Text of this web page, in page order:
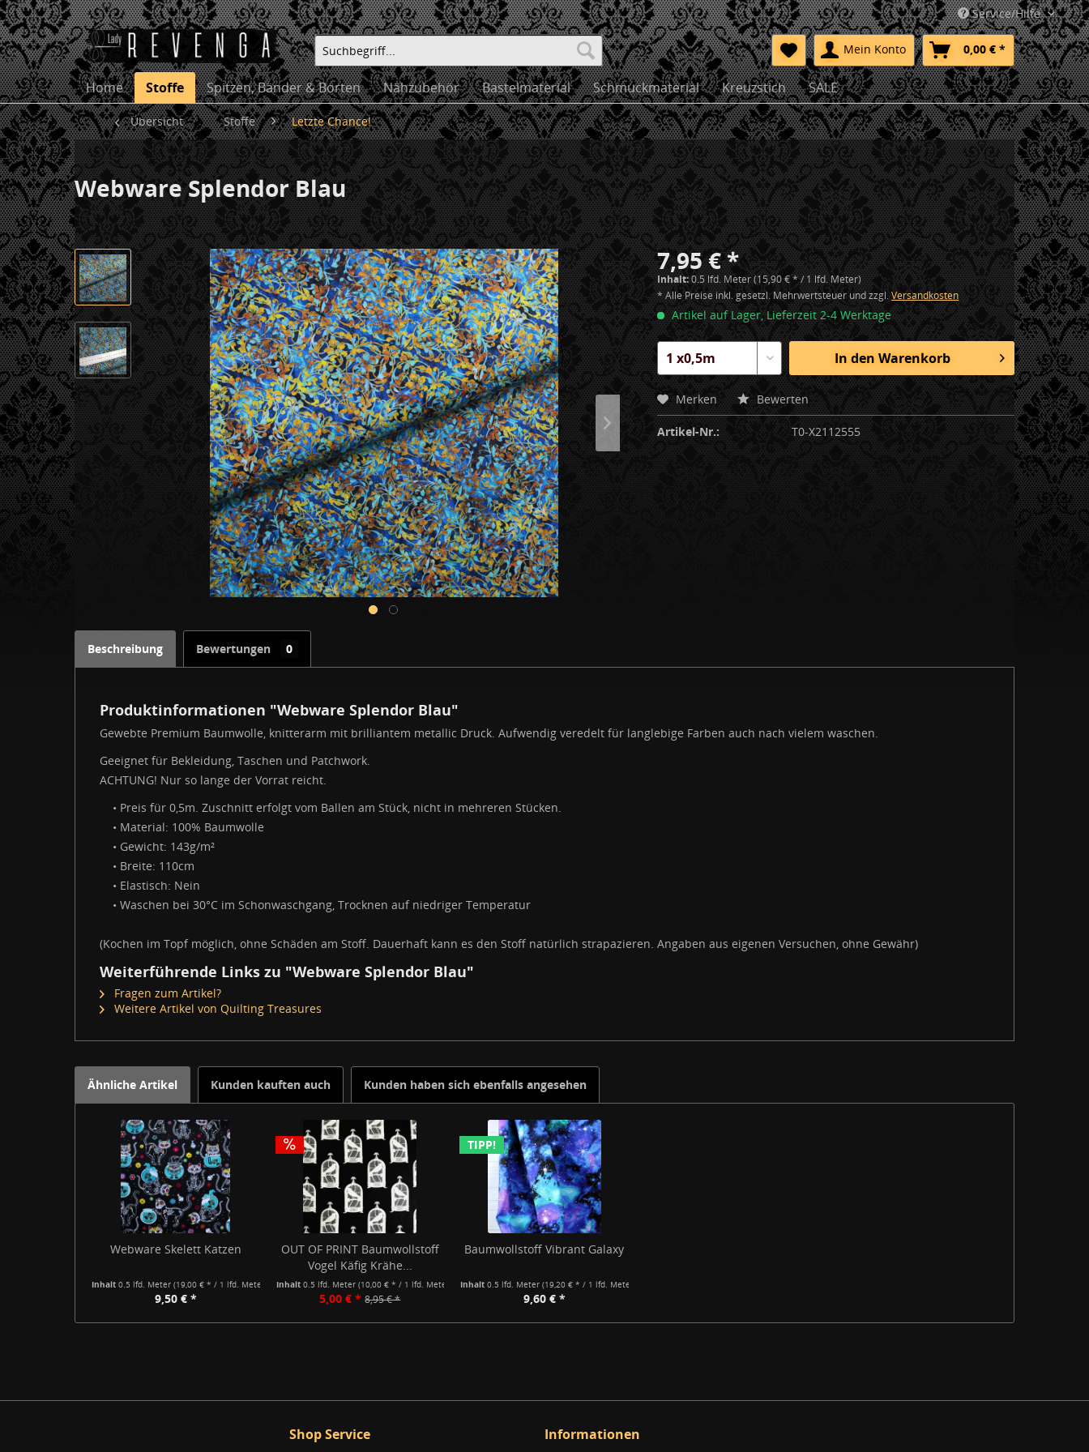
Service/Hilfe
Mein Konto 0,00 € *
Home Stoffe Spitzen, Bänder & Borten Nähzubehör Bastelmaterial Schmuckmaterial Kreuzstich SALE
Übersicht Stoffe Letzte Chance!
Webware Splendor Blau
7,95 € *
Inhalt:0.5 lfd. Meter (15,90 € * / 1 lfd. Meter)
* Alle Preise inkl. gesetzl. Mehrwertsteuer und zzgl.Versandkosten
Artikel auf Lager, Lieferzeit 2-4 Werktage
In den Warenkorb
Merken Bewerten
Artikel-Nr.: T0-X2112555
Beschreibung Bewertungen 0
Produktinformationen "Webware Splendor Blau"
Gewebte Premium Baumwolle, knitterarm mit brilliantem metallic Druck. Aufwendig veredelt für langlebige Farben auch nach vielem waschen.
Geeignet für Bekleidung, Taschen und Patchwork.
ACHTUNG! Nur so lange der Vorrat reicht.
• Preis für 0,5m. Zuschnitt erfolgt vom Ballen am Stück, nicht in mehreren Stücken.
• Material: 100% Baumwolle
• Gewicht: 143g/m²
• Breite: 110cm
• Elastisch: Nein
• Waschen bei 30°C im Schonwaschgang, Trocknen auf niedriger Temperatur
(Kochen im Topf möglich, ohne Schäden am Stoff. Dauerhaft kann es den Stoff natürlich strapazieren. Angaben aus eigenen Versuchen, ohne Gewähr)
Weiterführende Links zu "Webware Splendor Blau"
Fragen zum Artikel?
Weitere Artikel von Quilting Treasures
Ähnliche Artikel Kunden kauften auch Kunden haben sich ebenfalls angesehen
Webware Skelett Katzen
Inhalt 0.5 lfd. Meter (19,00 € * / 1 lfd. Meter)
9,50 € *
OUT OF PRINT Baumwollstoff
Vogel Käfig Krähe...
Inhalt 0.5 lfd. Meter (10,00 € * / 1 lfd. Meter)
5,00 € * 8,95 € *
TIPP!
Baumwollstoff Vibrant Galaxy
Inhalt0.5 lfd. Meter(19,20 € * / 1 lfd. Meter)
9,60 € *
Shop Service Informationen